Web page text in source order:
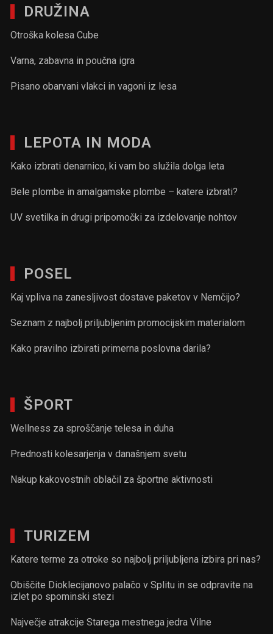
DRUŽINA
Otroška kolesa Cube
Varna, zabavna in poučna igra
Pisano obarvani vlakci in vagoni iz lesa
LEPOTA IN MODA
Kako izbrati denarnico, ki vam bo služila dolga leta
Bele plombe in amalgamske plombe – katere izbrati?
UV svetilka in drugi pripomočki za izdelovanje nohtov
POSEL
Kaj vpliva na zanesljivost dostave paketov v Nemčijo?
Seznam z najbolj priljubljenim promocijskim materialom
Kako pravilno izbirati primerna poslovna darila?
ŠPORT
Wellness za sproščanje telesa in duha
Prednosti kolesarjenja v današnjem svetu
Nakup kakovostnih oblačil za športne aktivnosti
TURIZEM
Katere terme za otroke so najbolj priljubljena izbira pri nas?
Obiščite Dioklecijanovo palačo v Splitu in se odpravite na
izlet po spominski stezi
Največje atrakcije Starega mestnega jedra Vilne